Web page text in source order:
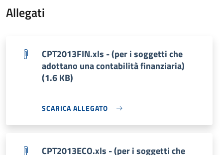
Allegati
CPT2013FIN.xls - (per i soggetti che
adottano una contabilità finanziaria)
(1.6 KB)
SCARICA ALLEGATO
CPT2013ECO.xls - (per i soggetti che